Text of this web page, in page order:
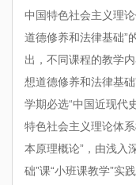
中国特色社会主义理
道德修养和法律基础”
出，不同课程的教学
想道德修养和法律基
学期必选“中国近现代
特色社会主义理论体
本原理概论”，由浅入
础”课“小班课教学”实